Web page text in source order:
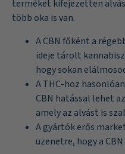
terméket kifejezetten
több oka is van.
A CBN főként a
ideje tárolt
hogy sokan
A THC-hoz
CBN hatással lehet
amely az alvást is
A gyártók erős
üzenetre, hogy a